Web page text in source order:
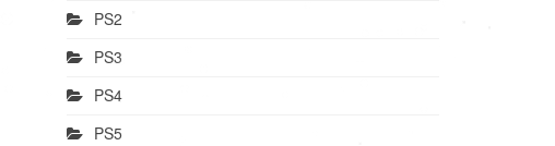
PS2
PS3
PS4
PS5